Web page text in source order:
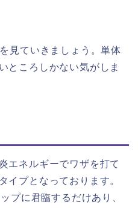
見ていきましょう。単体
ところしかない気がしま
エネルギーでワザを打て
イプとなっております。
プに君臨するだけあり、